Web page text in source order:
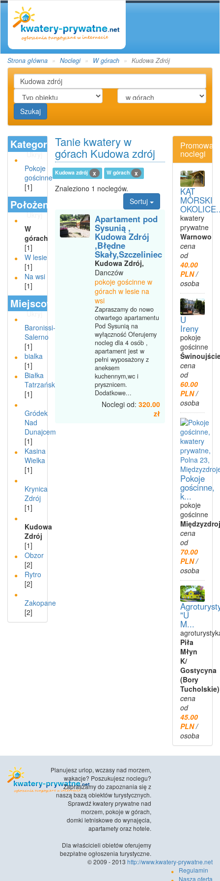
Strona główna Noclegi W górach Kudowa Zdrój
Szukaj
Kategoria
Ukryj
Pokoje
gościnne
[1]
Położenie
Ukryj
W
górach
[1]
W lesie
[1]
Na wsi
[1]
Miejscowości
Ukryj
Baronissi-
Salerno
[1]
bialka
[1]
Białka
Tatrzańska
[1]
Gródek
Nad
Dunajcem
[1]
Kasina
Wielka
[1]
Krynica
Zdrój
[1]
Kudowa
Zdrój
[1]
Obzor
[2]
Rytro
[2]
Zakopane
[2]
Tanie kwatery w
górach Kudowa zdrój
Kudowa zdrój x W górach x
Znaleziono 1 noclegów.
Sortuj
Apartament pod
Sysunią ,
Kudowa Zdrój
,Błędne
Skały,Szczeliniec
Kudowa Zdrój,
Danczów
pokoje gościnne w
górach w lesie na
wsi
Zapraszamy do nowo
otwartego apartamentu
Pod Sysunią na
wyłączność Oferujemy
nocleg dla 4 osób ,
apartament jest w
pełni wyposażony z
aneksem
kuchennym,wc i
prysznicem.
Dodatkowe...
Noclegi od: 320.00
zł
noclegi
KĄT
MORSKI
kwatery
prywatne
Warnowo
cena
od
40.00
PLN/
osoba
U
Ireny
pokoje
gościnne
cena
od
60.00
PLN/
osoba
Pokoje
gościnne,
k...
pokoje
gościnne
cena
od
70.00
PLN/
osoba
"U
M...
Piła
Młyn
K/
Gostycyna
(Bory
Tucholskie)
cena
od
45.00
PLN/
osoba
Planujesz urlop, wczasy nad morzem,
wakacje? Poszukujesz noclegu?
Zapraszamy do zapoznania się z
naszą bazą obiektów turystycznych.
Sprawdź kwatery prywatne nad
morzem, pokoje w górach,
domki letniskowe do wynajęcia,
apartamety oraz hotele.
Dla właścicieli obietów oferujemy
bezpłatne ogłoszenia turystyczne.
© 2009 - 2013 http://www.kwatery-prywatne.net
Regulamin
Nasza oferta